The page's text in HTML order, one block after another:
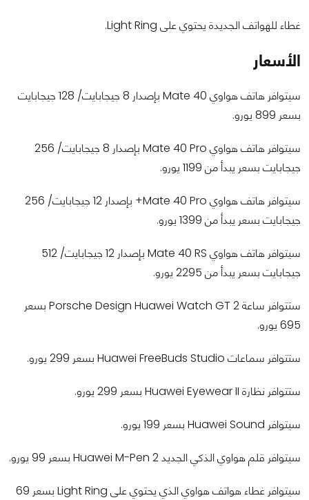
غطاء للهواتف الجديدة يحتوي على Light Ring.
الأسعار
سيتوافر هاتف هواوي Mate 40 بإصدار 8 جيجابايت/ 128 جيجابايت
بسعر 899 يورو.
سيتوافر هاتف هواوي Mate 40 Pro بإصدار 8 جيجابايت/ 256
جيجابايت بسعر يبدأ من 1199 يورو.
سيتوافر هاتف هواوي Mate 40 Pro+ بإصدار 12 جيجابايت/ 256
جيجابايت بسعر يبدأ من 1399 يورو.
سيتوافر هاتف هواوي Mate 40 RS بإصدار 12 جيجابايت/ 512
جيجابايت بسعر يبدأ من 2295 يورو.
ستتوافر ساعة Porsche Design Huawei Watch GT 2 بسعر
695 يورو.
ستتوافر سماعات Huawei FreeBuds Studio بسعر 299 يورو.
ستتوافر نظارة Huawei Eyewear II بسعر 299 يورو.
سيتوافر Huawei Sound بسعر 199 يورو.
سيتوافر قلم هواوي الذكي الجديد Huawei M-Pen 2 بسعر 99 يورو.
سيتوافر غطاء هواتف هواوي الذي يحتوي على Light Ring بسعر 69